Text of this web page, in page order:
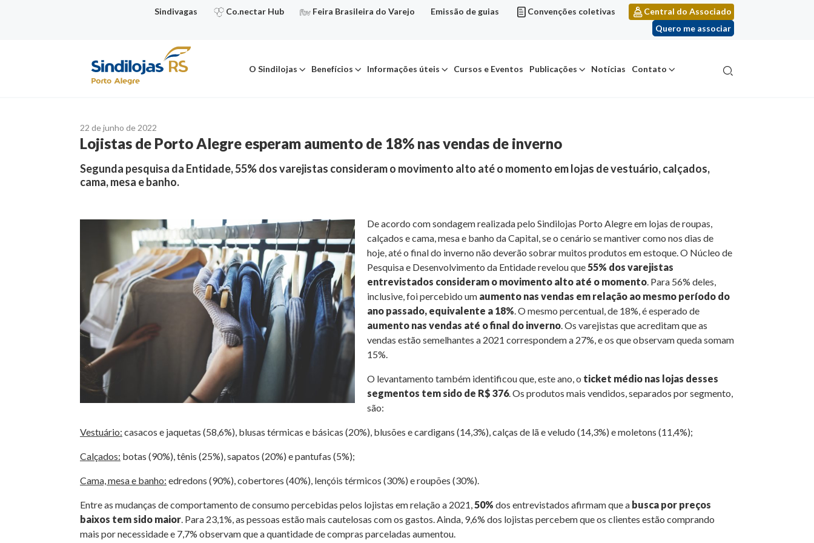
Sindivagas Co.nectar Hub Feira Brasileira do Varejo Emissão de guias Convenções coletivas
Central do Associado
Quero me associar
O Sindilojas Benefícios Informações úteis Cursos e Eventos Publicações Notícias Contato
22 de junho de 2022
Lojistas de Porto Alegre esperam aumento de 18% nas vendas de inverno
Segunda pesquisa da Entidade, 55% dos varejistas consideram o movimento alto até o momento em lojas de vestuário, calçados,
cama, mesa e banho.
De acordo com sondagem realizada pelo Sindilojas Porto Alegre em lojas de roupas,
calçados e cama, mesa e banho da Capital, se o cenário se mantiver como nos dias de
hoje, até o final do inverno não deverão sobrar muitos produtos em estoque. O Núcleo de
Pesquisa e Desenvolvimento da Entidade revelou que55% dos varejistas
entrevistados consideram o movimento alto até o momento. Para 56% deles,
inclusive, foi percebido um aumento nas vendas em relação ao mesmo período do
ano passado, equivalente a 18%. O mesmo percentual, de 18%, é esperado de
aumento nas vendas até o final do inverno. Os varejistas que acreditam que as
vendas estão semelhantes a 2021 correspondem a 27%, e os que observam queda somam
15%.
O levantamento também identificou que, este ano, o ticket médio nas lojas desses
segmentos tem sido de R$ 376. Os produtos mais vendidos, separados por segmento,
são:
Vestuário: casacos e jaquetas (58,6%), blusas térmicas e básicas (20%), blusões e cardigans (14,3%), calças de lã e veludo (14,3%) e moletons (11,4%);
Calçados: botas (90%), tênis (25%), sapatos (20%) e pantufas (5%);
Cama, mesa e banho: edredons (90%), cobertores (40%), lençóis térmicos (30%) e roupões (30%).
Entre as mudanças de comportamento de consumo percebidas pelos lojistas em relação a 2021,50% dos entrevistados afirmam que a busca por preços
baixos tem sido maior. Para 23,1%, as pessoas estão mais cautelosas com os gastos. Ainda, 9,6% dos lojistas percebem que os clientes estão comprando
mais por necessidade e 7,7% observam que a quantidade de compras parceladas aumentou.